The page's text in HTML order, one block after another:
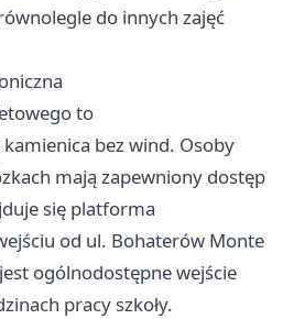
do innych zajęć
to
bez wind. Osoby
mają zapewniony dostęp
się platforma
od ul. Bohaterów Monte
ogólnodostępne wejście
pracy szkoły.